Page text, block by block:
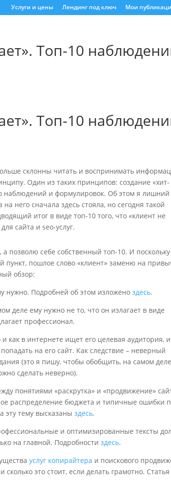
Услуги и цены Лендинг под ключ Мои
Топ-10
Топ-10
склонны читать и воспринимать
Один из таких принципов: создание «хит-
наблюдений и формулировок. Об этом я лишний
него сначала здесь стояла, но сегодня такой
итог в виде топ-10 того, что «клиент не
сайта и seo-услуг.
а позволю себе собственный топ-10. И
пункт, пошлое слово «клиент» заменю на
обзор:
нужно. Подробней об этом изложено здесь.
деле ему нужно не то, что он излагает в виде
профессионал.
как в интернете ищет его целевая аудитория, и
на его сайт. Как следствие – неверный
(это я пишу, чтобы обобщить, на самом деле
сделать неверно).
понятиями «раскрутка» и «продвижение»
распределение бюджета и типичные ошибки
эту тему высказаны здесь.
и оптимизированные тексты
на главной. Подробности здесь.
услуг копирайтера и поискового
это стоит, если делать грамотно.